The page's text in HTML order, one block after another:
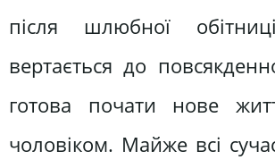
після шлюбної
вертається до
готова почати нове
чоловіком. Майже всі